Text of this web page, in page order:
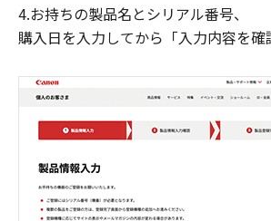
4.お持ちの製品名とシリアル番号、
購入日を入力してから「入力内容を確